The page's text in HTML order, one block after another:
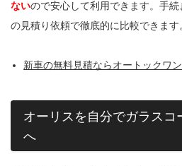
ないので安心して利用できます。手
の見積り依頼で徹底的に比較できます
新車の無料見積ならオートックワン
オーリスを自分でガラスコ
へ